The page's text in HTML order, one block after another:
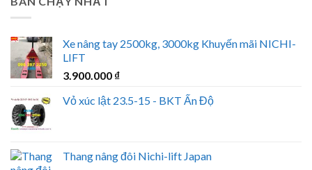
Xe nâng tay 2500kg, 3000kg Khuyến mãi NICHI-
LIFT
3.900.000 ₫
Vỏ xúc lật 23.5-15 - BKT Ấn Độ
Thang nâng đôi Nichi-lift Japan